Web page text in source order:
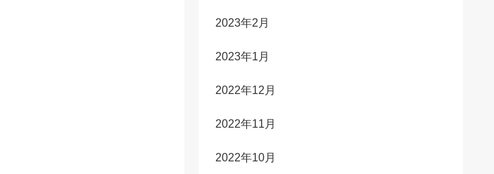
2023年2月
2023年1月
2022年12月
2022年11月
2022年10月